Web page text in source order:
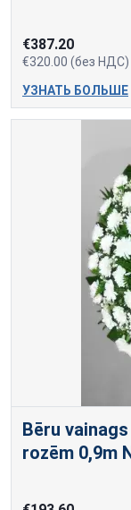
€387.20
€320.00 (без НДС)
УЗНАТЬ БОЛЬШЕ
Bēru
rozēm 0,9m